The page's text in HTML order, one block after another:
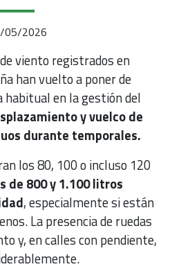
05/2026
viento registrados en
han vuelto a poner de
en la gestión del
y vuelco de
durante temporales.
los 80, 100 o incluso 120
de 800 y 1.100 litros
, especialmente si están
La presencia de ruedas
y, en calles con pendiente,